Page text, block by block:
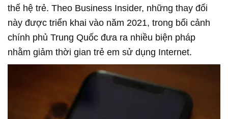
thế hệ trẻ. Theo Business Insider, những thay đổi
này được triển khai vào năm 2021, trong bối cảnh
chính phủ Trung Quốc đưa ra nhiều biện pháp
nhằm giảm thời gian trẻ em sử dụng Internet.